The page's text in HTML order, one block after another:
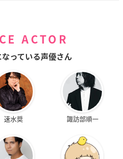
ACTOR
っている声優さん
速水奨 諏訪部順一